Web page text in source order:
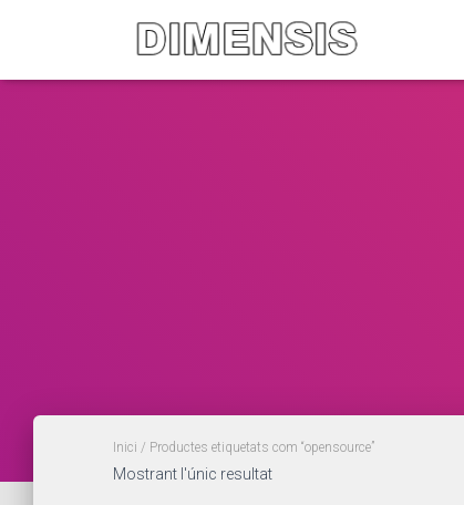
Inici / Productes etiquetats com “opensource”
Mostrant l'únic resultat